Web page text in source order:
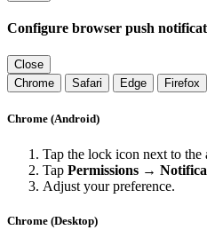
Configure browser push
Close
Chrome
Safari Edge Firefox
Chrome (Android)
Tap the lock icon next to the
Tap Permissions →
Adjust your preference.
Chrome (Desktop)